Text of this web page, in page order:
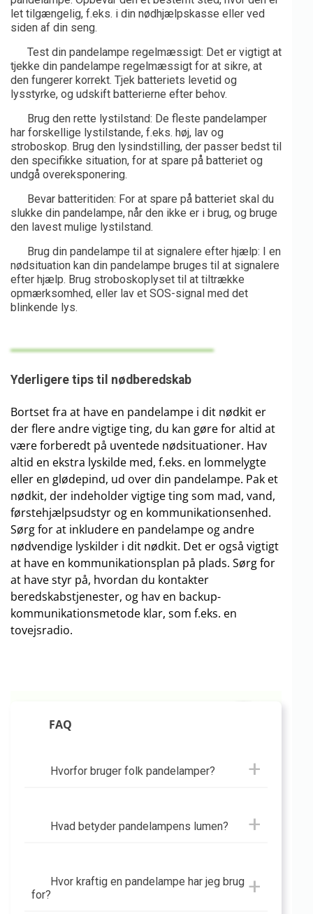
let tilgængelig, f.eks. i din nødhjælpskasse eller ved
siden af din seng.
Test din pandelampe regelmæssigt: Det er vigtigt at
tjekke din pandelampe regelmæssigt for at sikre, at
den fungerer korrekt. Tjek batteriets levetid og
lysstyrke, og udskift batterierne efter behov.
Brug den rette lystilstand: De fleste pandelamper
har forskellige lystilstande, f.eks. høj, lav og
stroboskop. Brug den lysindstilling, der passer bedst til
den specifikke situation, for at spare på batteriet og
undgå overeksponering.
Bevar batteritiden: For at spare på batteriet skal du
slukke din pandelampe, når den ikke er i brug, og bruge
den lavest mulige lystilstand.
Brug din pandelampe til at signalere efter hjælp: I en
nødsituation kan din pandelampe bruges til at signalere
efter hjælp. Brug stroboskoplyset til at tiltrække
opmærksomhed, eller lav et SOS-signal med det
blinkende lys.
Yderligere tips til nødberedskab
Bortset fra at have en pandelampe i dit nødkit er
der flere andre vigtige ting, du kan gøre for altid at
være forberedt på uventede nødsituationer. Hav
altid en ekstra lyskilde med, f.eks. en lommelygte
eller en glødepind, ud over din pandelampe. Pak et
nødkit, der indeholder vigtige ting som mad, vand,
førstehjælpsudstyr og en kommunikationsenhed.
Sørg for at inkludere en pandelampe og andre
nødvendige lyskilder i dit nødkit. Det er også vigtigt
at have en kommunikationsplan på plads. Sørg for
at have styr på, hvordan du kontakter
beredskabstjenester, og hav en backup-
kommunikationsmetode klar, som f.eks. en
tovejsradio.
FAQ
Hvorfor bruger folk pandelamper?
Hvad betyder pandelampens lumen?
Hvor kraftig en pandelampe har jeg brug
for?